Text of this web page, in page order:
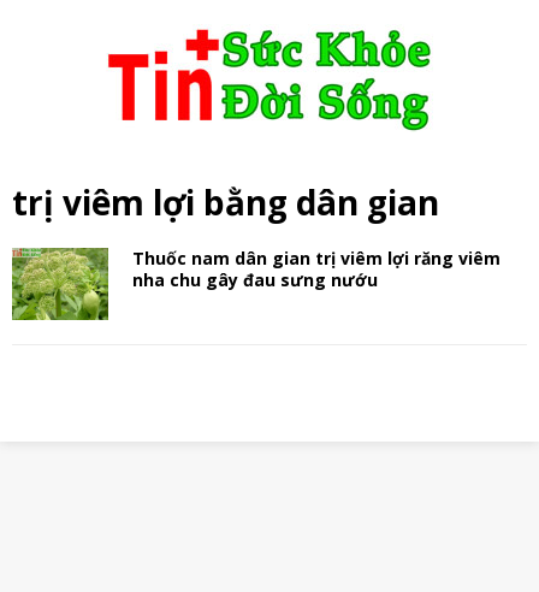
trị viêm lợi bằng dân gian
Thuốc nam dân gian trị viêm lợi răng viêm
nha chu gây đau sưng nướu